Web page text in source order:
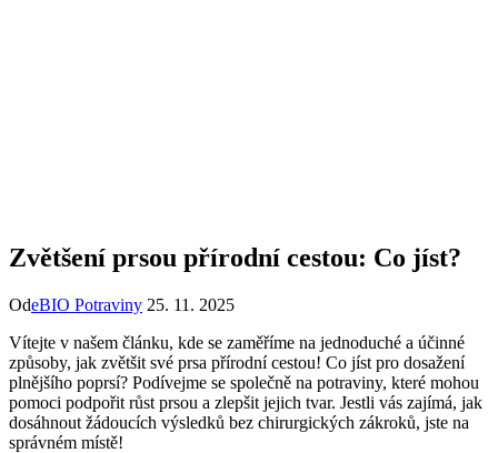
Zvětšení prsou přírodní cestou: Co jíst?
OdeBIO Potraviny 25. 11. 2025
Vítejte v našem článku, kde se zaměříme na jednoduché a účinné
způsoby, jak zvětšit své prsa přírodní cestou! Co jíst pro dosažení
plnějšího poprsí? Podívejme se společně na potraviny, které mohou
pomoci podpořit růst prsou a zlepšit jejich tvar. Jestli vás zajímá, jak
dosáhnout žádoucích výsledků bez chirurgických zákroků, jste na
správném místě!